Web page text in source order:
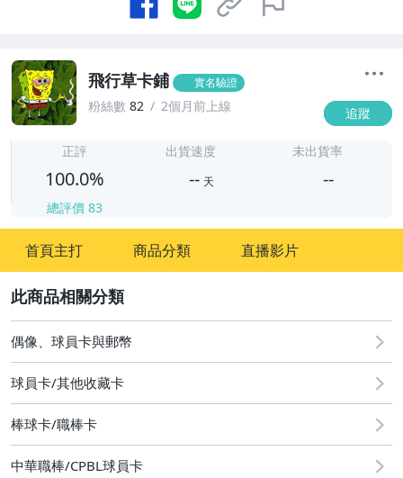
飛行草卡鋪 實名驗證
粉絲數 82 2個月前上線 追蹤
正評
100.0%
總評價 83
出貨速度
-- 天
未出貨率
--
首頁主打 商品分類 直播影片
偶像、球員卡與郵幣
球員卡/其他收藏卡
棒球卡/職棒卡
中華職棒/CPBL球員卡